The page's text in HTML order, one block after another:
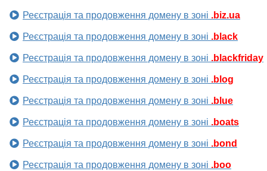
Реєстрація та продовження домену в зоні .biz.ua
Реєстрація та продовження домену в зоні .black
Реєстрація та продовження домену в зоні .blackfriday
Реєстрація та продовження домену в зоні .blog
Реєстрація та продовження домену в зоні .blue
Реєстрація та продовження домену в зоні .boats
Реєстрація та продовження домену в зоні .bond
Реєстрація та продовження домену в зоні .boo